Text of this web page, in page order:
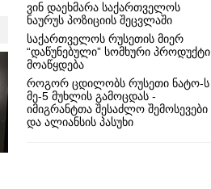
ვინ დაეხმარა საქართველოს
ნაურუს პოზიციის შეცვლაში
საქართველოს რუსეთის მიერ
“დაწუნებული” სომხური პროდუქტი
მოაწყდება
როგორ ცდილობს რუსეთი ნატო-ს
მე-5 მუხლის გამოცდას -
იმიგრანტთა შესაძლო შემოსევები
და ალიანსის პასუხი